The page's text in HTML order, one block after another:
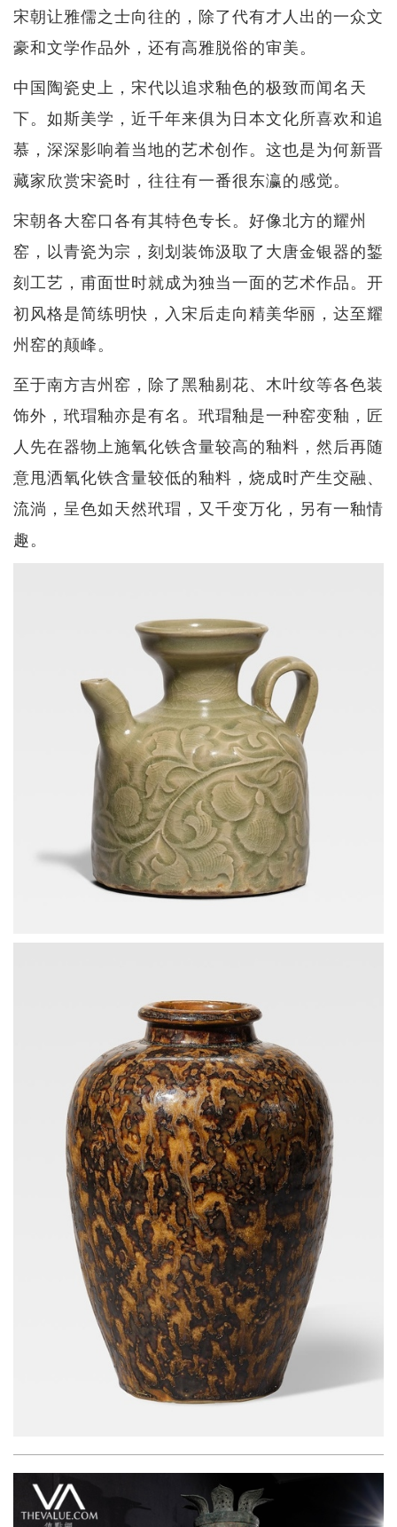
宋朝让雅儒之士向往的，除了代有才人出的一众文
豪和文学作品外，还有高雅脱俗的审美。
中国陶瓷史上，宋代以追求釉色的极致而闻名天
下。如斯美学，近千年来俱为日本文化所喜欢和追
慕，深深影响着当地的艺术创作。这也是为何新晋
藏家欣赏宋瓷时，往往有一番很东瀛的感觉。
宋朝各大窑口各有其特色专长。好像北方的耀州
窑，以青瓷为宗，刻划装饰汲取了大唐金银器的錾
刻工艺，甫面世时就成为独当一面的艺术作品。开
初风格是简练明快，入宋后走向精美华丽，达至耀
州窑的颠峰。
至于南方吉州窑，除了黑釉剔花、木叶纹等各色装
饰外，玳瑁釉亦是有名。玳瑁釉是一种窑变釉，匠
人先在器物上施氧化铁含量较高的釉料，然后再随
意甩洒氧化铁含量较低的釉料，烧成时产生交融、
流淌，呈色如天然玳瑁，又千变万化，另有一釉情
趣。